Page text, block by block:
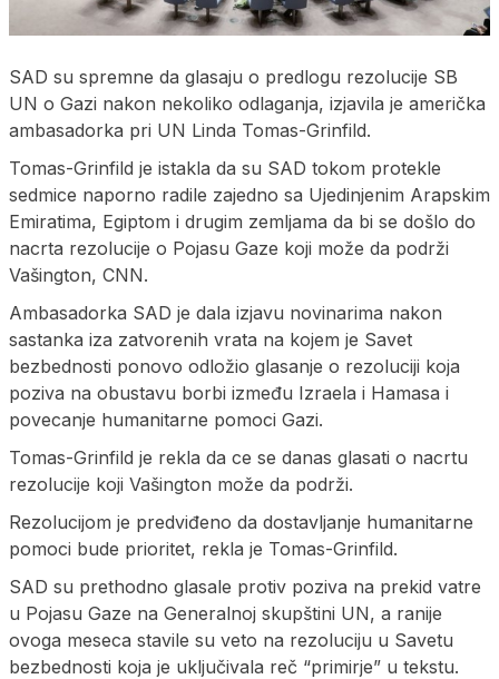
SAD su spremne da glasaju o predlogu rezolucije SB
UN o Gazi nakon nekoliko odlaganja, izjavila je američka
ambasadorka pri UN Linda Tomas-Grinfild.
Tomas-Grinfild je istakla da su SAD tokom protekle
sedmice naporno radile zajedno sa Ujedinjenim Arapskim
Emiratima, Egiptom i drugim zemljama da bi se došlo do
nacrta rezolucije o Pojasu Gaze koji može da podrži
Vašington, CNN.
Ambasadorka SAD je dala izjavu novinarima nakon
sastanka iza zatvorenih vrata na kojem je Savet
bezbednosti ponovo odložio glasanje o rezoluciji koja
poziva na obustavu borbi između Izraela i Hamasa i
povecanje humanitarne pomoci Gazi.
Tomas-Grinfild je rekla da ce se danas glasati o nacrtu
rezolucije koji Vašington može da podrži.
Rezolucijom je predviđeno da dostavljanje humanitarne
pomoci bude prioritet, rekla je Tomas-Grinfild.
SAD su prethodno glasale protiv poziva na prekid vatre
u Pojasu Gaze na Generalnoj skupštini UN, a ranije
ovoga meseca stavile su veto na rezoluciju u Savetu
bezbednosti koja je uključivala reč “primirje” u tekstu.